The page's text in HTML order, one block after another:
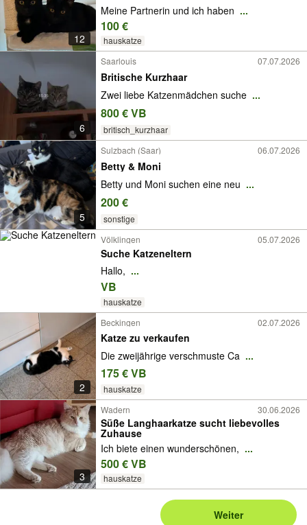
12
Meine Partnerin und ich haben ...
100 €
hauskatze
6
Saarlouis 07.07.2026
Britische Kurzhaar
Zwei liebe Katzenmädchen suche ...
800 € VB
britisch_kurzhaar
5
Sulzbach (Saar) 06.07.2026
Betty & Moni
Betty und Moni suchen eine neu ...
200 €
sonstige
Völklingen
05.07.2026
Suche Katzeneltern
Hallo, ...
VB
hauskatze
2
Beckingen 02.07.2026
Katze zu verkaufen
Die zweijährige verschmuste Ca ...
175 € VB
hauskatze
3
Wadern 30.06.2026
Süße Langhaarkatze sucht liebevolles
Zuhause
Ich biete einen wunderschönen, ...
500 € VB
hauskatze
Weiter